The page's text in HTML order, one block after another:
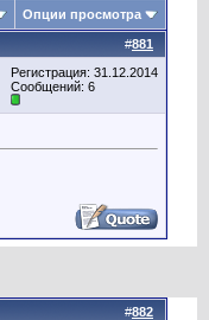
Опции просмотра
#881
Регистрация: 31.12.2014
Сообщений: 6
#882